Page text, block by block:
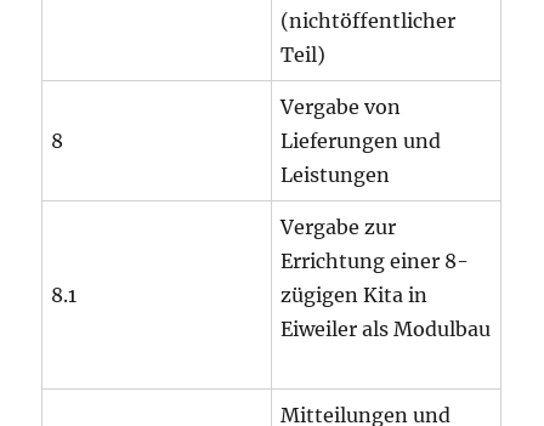
(nichtöffentlicher
Teil)
8
Vergabe von
Lieferungen und
Leistungen
8.1
Vergabe zur
Errichtung einer 8-
zügigen Kita in
Eiweiler als Modulbau
Mitteilungen und